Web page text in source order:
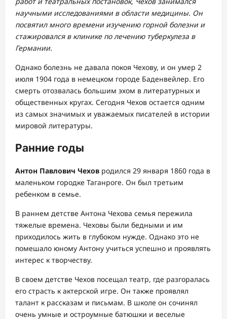
научными исследованиями в области медицины. Он
посвятил много времени изучению горной болезни и
стажировался в клинике по лечению туберкулеза в
Германии.
Однако болезнь не давала покоя Чехову, и он умер 2
июля 1904 года в немецком городе Баденвейлер. Его
смерть отозвалась большим эхом в литературных и
общественных кругах. Сегодня Чехов остается одним
из самых значимых и уважаемых писателей в истории
мировой литературы.
Ранние годы
Антон Павлович Чехов родился 29 января 1860 года в
маленьком городке Таганроге. Он был третьим
ребенком в семье.
В раннем детстве Антона Чехова семья пережила
тяжелые времена. Чеховы были бедными и им
приходилось жить в глубоком нужде. Однако это не
помешало юному Антону учиться успешно и проявлять
интерес к творчеству.
В своем детстве Чехов посещал театр, где разгоралась
его страсть к актерской игре. Он также проявлял
талант к рассказам и письмам. В школе он сочинял
очень умные и остроумные батюшки и веселые